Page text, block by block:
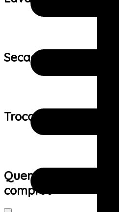
Secagem:
Trocas e devoluções:
Quem viu este
comprou